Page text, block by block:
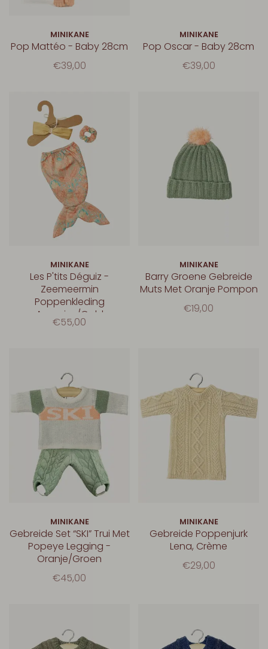
MINIKANE
Pop Mattéo - Baby 28cm
€39,00
MINIKANE
Pop Oscar - Baby 28cm
€39,00
MINIKANE
Les P'tits Déguiz -
Zeemeermin
Poppenkleding
Aquarius/Gold
€55,00
MINIKANE
Barry Groene Gebreide
Muts Met Oranje Pompon
€19,00
MINIKANE
Gebreide Set “SKI” Trui Met
Popeye Legging -
Oranje/Groen
€45,00
MINIKANE
Gebreide Poppenjurk
Lena, Crème
€29,00